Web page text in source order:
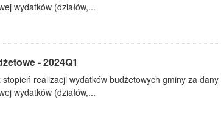
wydatków (działów,...
- 2024Q1
realizacji wydatków budżetowych gminy za dany
wydatków (działów,...